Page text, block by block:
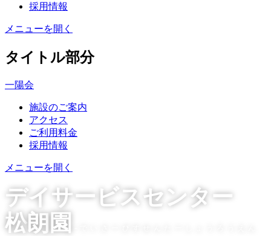
採用情報
メニューを開く
タイトル部分
一陽会
施設のご案内
アクセス
ご利用料金
採用情報
メニューを開く
デイ サー ビス セ ン タ ー
松朗 園